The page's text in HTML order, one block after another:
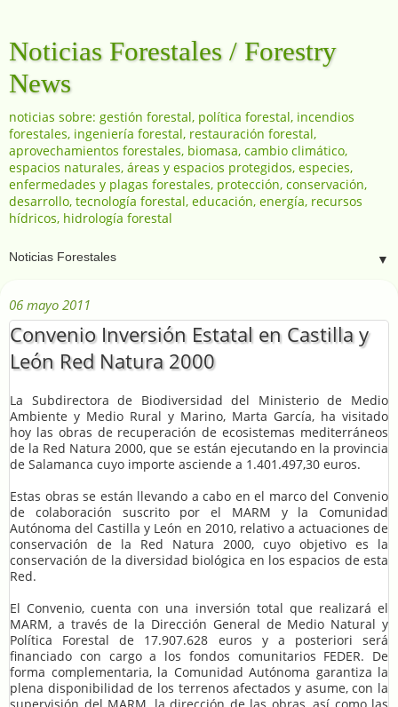
Noticias Forestales / Forestry
News
noticias sobre: gestión forestal, política forestal, incendios
forestales, ingeniería forestal, restauración forestal,
aprovechamientos forestales, biomasa, cambio climático,
espacios naturales, áreas y espacios protegidos, especies,
enfermedades y plagas forestales, protección, conservación,
desarrollo, tecnología forestal, educación, energía, recursos
hídricos, hidrología forestal
▼
06 mayo 2011
Convenio Inversión Estatal en Castilla y
León Red Natura 2000
La Subdirectora de Biodiversidad del Ministerio de Medio
Ambiente y Medio Rural y Marino, Marta García, ha visitado
hoy las obras de recuperación de ecosistemas mediterráneos
de la Red Natura 2000, que se están ejecutando en la provincia
de Salamanca cuyo importe asciende a 1.401.497,30 euros.
Estas obras se están llevando a cabo en el marco del Convenio
de colaboración suscrito por el MARM y la Comunidad
Autónoma del Castilla y León en 2010, relativo a actuaciones de
conservación de la Red Natura 2000, cuyo objetivo es la
conservación de la diversidad biológica en los espacios de esta
Red.
El Convenio, cuenta con una inversión total que realizará el
MARM, a través de la Dirección General de Medio Natural y
Política Forestal de 17.907.628 euros y a posteriori será
financiado con cargo a los fondos comunitarios FEDER. De
forma complementaria, la Comunidad Autónoma garantiza la
plena disponibilidad de los terrenos afectados y asume, con la